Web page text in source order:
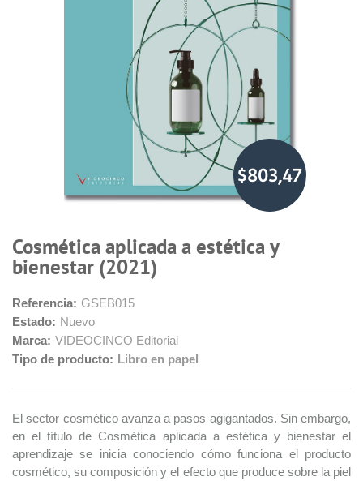
$803,47
Cosmética aplicada a estética y
bienestar (2021)
Referencia: GSEB015
Estado: Nuevo
Marca: VIDEOCINCO Editorial
Tipo de producto: Libro en papel
El sector cosmético avanza a pasos agigantados. Sin embargo,
en el título de Cosmética aplicada a estética y bienestar el
aprendizaje se inicia conociendo cómo funciona el producto
cosmético, su composición y el efecto que produce sobre la piel